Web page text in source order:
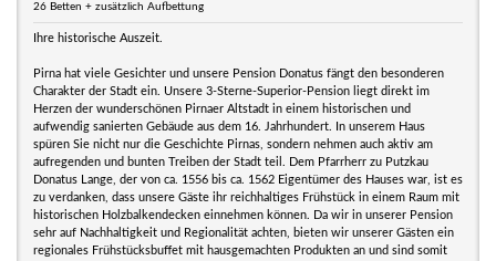
26 Betten + zusätzlich Aufbettung
Ihre historische Auszeit.
Pirna hat viele Gesichter und unsere Pension Donatus fängt den besonderen
Charakter der Stadt ein. Unsere 3-Sterne-Superior-Pension liegt direkt im
Herzen der wunderschönen Pirnaer Altstadt in einem historischen und
aufwendig sanierten Gebäude aus dem 16. Jahrhundert. In unserem Haus
spüren Sie nicht nur die Geschichte Pirnas, sondern nehmen auch aktiv am
aufregenden und bunten Treiben der Stadt teil. Dem Pfarrherr zu Putzkau
Donatus Lange, der von ca. 1556 bis ca. 1562 Eigentümer des Hauses war, ist es
zu verdanken, dass unsere Gäste ihr reichhaltiges Frühstück in einem Raum mit
historischen Holzbalkendecken einnehmen können. Da wir in unserer Pension
sehr auf Nachhaltigkeit und Regionalität achten, bieten wir unserer Gästen ein
regionales Frühstücksbuffet mit hausgemachten Produkten an und sind somit